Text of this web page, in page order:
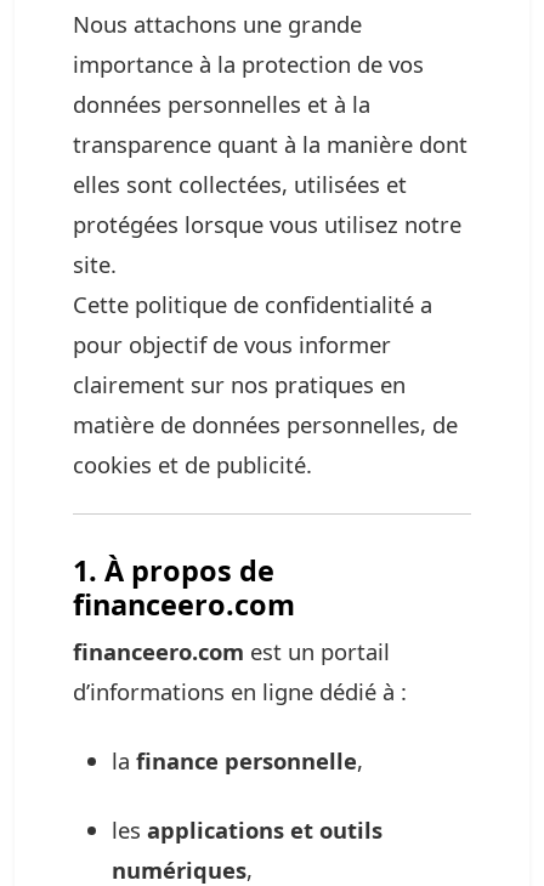
Nous attachons une grande
importance à la protection de vos
données personnelles et à la
transparence quant à la manière dont
elles sont collectées, utilisées et
protégées lorsque vous utilisez notre
site.
Cette politique de confidentialité a
pour objectif de vous informer
clairement sur nos pratiques en
matière de données personnelles, de
cookies et de publicité.
1. À propos de
financeero.com
financeero.com est un portail
d’informations en ligne dédié à :
la finance personnelle,
les applications et outils
numériques,